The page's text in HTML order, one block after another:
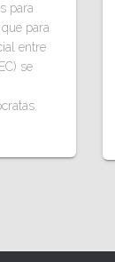
para
para
entre
se